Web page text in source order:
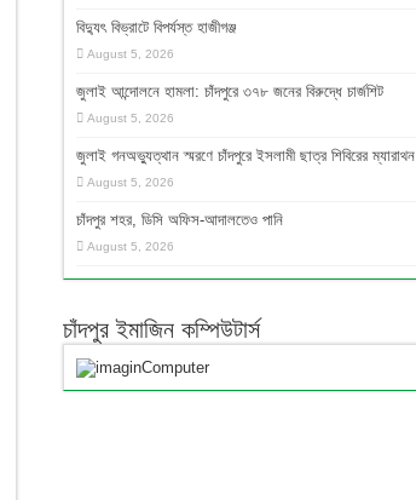
বিদ্যুৎ বিভ্রাটে বিপর্যস্ত হাজীগঞ্জ
August 5, 2026
জুলাই আন্দোলনে হামলা: চাঁদপুরে ৩৭৮ জনের বিরুদ্ধে চার্জশিট
August 5, 2026
জুলাই গনঅভ্যুত্থান স্মরণে চাঁদপুরে ইসলামী ছাত্র শিবিরের ম্যারাথন
August 5, 2026
চাঁদপুর শহর, ডিসি অফিস-আদালতেও পানি
August 5, 2026
চাঁদপুর ইমাজিন কম্পিউটার্স